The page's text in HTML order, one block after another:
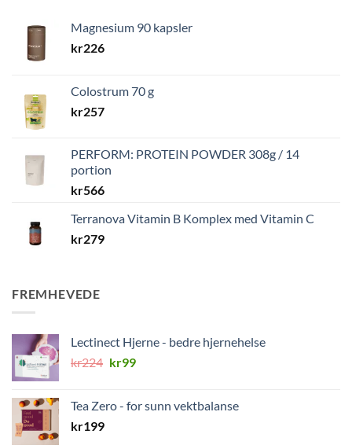
Magnesium 90 kapsler
kr226
Colostrum 70 g
kr257
PERFORM: PROTEIN POWDER 308g / 14
portion
kr566
Terranova Vitamin B Komplex med Vitamin C
kr279
FREMHEVEDE
Lectinect Hjerne - bedre hjernehelse
kr224 Opprinnelig
kr224.
kr99Nåværende
kr99.
Tea Zero - for sunn vektbalanse
kr199